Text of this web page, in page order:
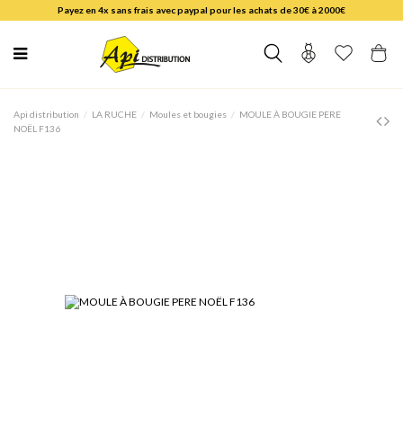
Payez en 4x sans frais avec paypal pour les achats de 30€ à 2000€
Api distribution LA RUCHE Moules et bougies
MOULE À BOUGIE PERE
NOËL F136